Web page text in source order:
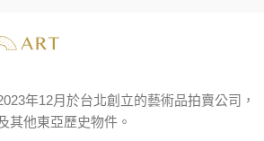
年12月於台北創立的藝術品拍賣公司，
其他東亞歷史物件。